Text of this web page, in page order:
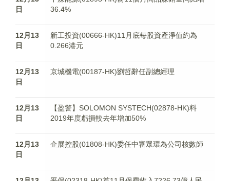
日
36.4%
12月13
日
新工投資(00666-HK)11月底每股資產淨值約為
0.266港元
12月13
日
京城機電(00187-HK)劉哲辭任副總經理
12月13
日
【盈警】SOLOMON SYSTECH(02878-HK)料
2019年度虧損較去年增加50%
12月13
日
企展控股(01808-HK)委任中審眾環為公司核數師